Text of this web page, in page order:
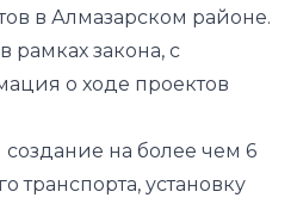
в Алмазарском районе.
рамках закона, с
о ходе проектов
на более чем 6
установку